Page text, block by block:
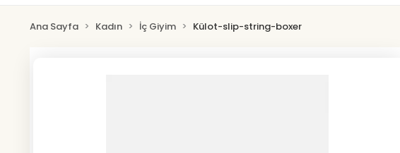
Ana Sayfa Kadın İç Giyim Külot-slip-string-boxer